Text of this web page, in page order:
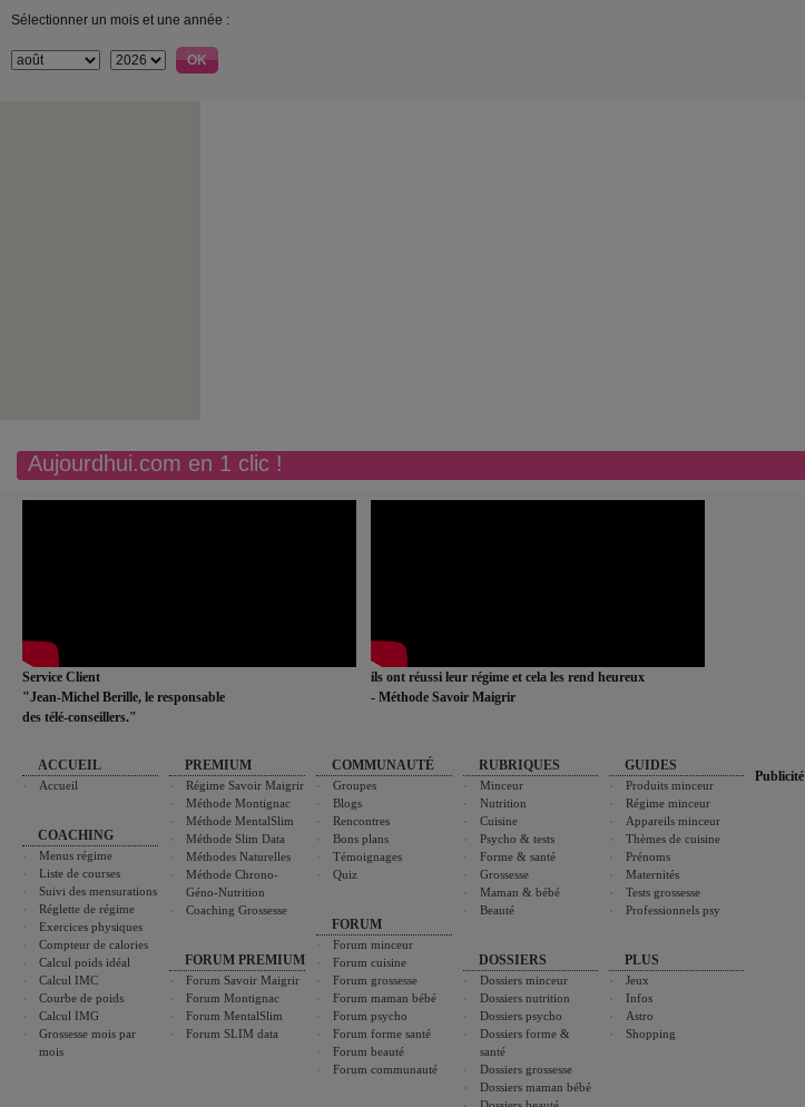
Sélectionner un mois et une année :
Aujourdhui.com en 1 clic !
Service Client
"Jean-Michel Berille, le responsable
des télé-conseillers."
ils ont réussi leur régime et cela les rend heureux
- Méthode Savoir Maigrir
ACCUEIL
Accueil
COACHING
Menus régime
Liste de courses
Suivi des mensurations
Réglette de régime
Exercices physiques
Compteur de calories
Calcul poids idéal
Calcul IMC
Courbe de poids
Calcul IMG
Grossesse mois par
mois
PREMIUM
Régime Savoir Maigrir
Méthode Montignac
Méthode MentalSlim
Méthode Slim Data
Méthodes Naturelles
Méthode Chrono-
Géno-Nutrition
Coaching Grossesse
FORUM PREMIUM
Forum Savoir Maigrir
Forum Montignac
Forum MentalSlim
Forum SLIM data
COMMUNAUTÉ
Groupes
Blogs
Rencontres
Bons plans
Témoignages
Quiz
FORUM
Forum minceur
Forum cuisine
Forum grossesse
Forum maman bébé
Forum psycho
Forum forme santé
Forum beauté
Forum communauté
RUBRIQUES
Minceur
Nutrition
Cuisine
Psycho & tests
Forme & santé
Grossesse
Maman & bébé
Beauté
DOSSIERS
Dossiers minceur
Dossiers nutrition
Dossiers psycho
Dossiers forme &
santé
Dossiers grossesse
Dossiers maman bébé
GUIDES
Produits minceur
Régime minceur
Appareils minceur
Thèmes de cuisine
Prénoms
Maternités
Tests grossesse
Professionnels psy
PLUS
Jeux
Infos
Astro
Shopping
Publicité